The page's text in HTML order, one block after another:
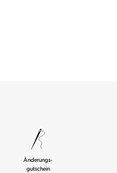
Änderungs-
gutschein